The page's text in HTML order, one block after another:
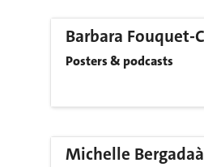
Posters & podcasts
Michelle Bergadaà